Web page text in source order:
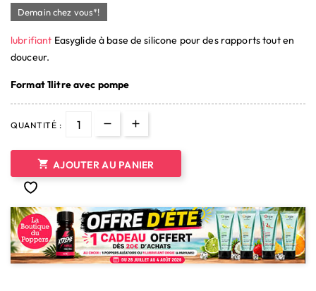
Demain chez vous*!
lubrifiant Easyglide à base de silicone pour des rapports tout en
douceur.
Format 1litre avec pompe
QUANTITÉ :
 AJOUTER AU PANIER